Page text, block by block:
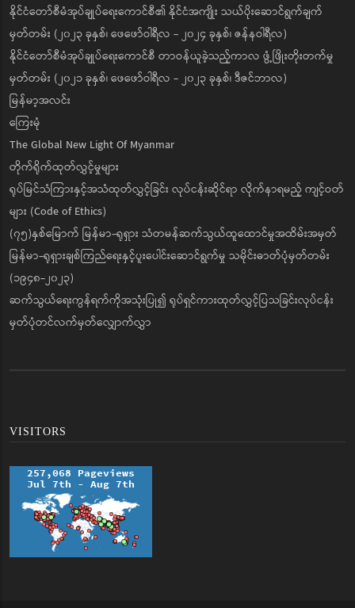
နိုင်ငံတော်စီမံအုပ်ချုပ်ရေးကောင်စီ၏ နိုင်ငံအကျိုး သယ်ပိုးဆောင်ရွက်ချက်
မှတ်တမ်း (၂၀၂၃ ခုနှစ်၊ ဖေဖော်ဝါရီလ - ၂၀၂၄ ခုနှစ်၊ ဇန်နဝါရီလ)
နိုင်ငံတော်စီမံအုပ်ချုပ်ရေးကောင်စီ တာဝန်ယူခဲ့သည့်ကာလ ဖွံ့ဖြိုးတိုးတက်မှု
မှတ်တမ်း (၂၀၂၁ ခုနှစ်၊ ဖေဖော်ဝါရီလ - ၂၀၂၃ ခုနှစ်၊ ဒီဇင်ဘာလ)
မြန်မာ့အလင်း
ကြေးမုံ
The Global New Light Of Myanmar
တိုက်ရိုက်ထုတ်လွှင့်မှုများ
ရုပ်မြင်သံကြားနှင့်အသံထုတ်လွှင့်ခြင်း လုပ်ငန်းဆိုင်ရာ လိုက်နာရမည့် ကျင့်ဝတ်
များ (Code of Ethics)
(၇၅)နှစ်မြောက် မြန်မာ-ရုရှား သံတမန်ဆက်သွယ်ထူထောင်မှုအထိမ်းအမှတ်
မြန်မာ-ရုရှားချစ်ကြည်ရေးနှင့်ပူးပေါင်းဆောင်ရွက်မှု သမိုင်းဓာတ်ပုံမှတ်တမ်း
(၁၉၄၈-၂၀၂၃)
ဆက်သွယ်ရေးကွန်ရက်ကိုအသုံးပြု၍ ရုပ်ရှင်ကားထုတ်လွှင့်ပြသခြင်းလုပ်ငန်း
မှတ်ပုံတင်လက်မှတ်လျှောက်လွှာ
VISITORS